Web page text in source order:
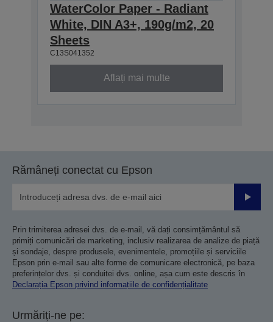
WaterColor Paper - Radiant
White, DIN A3+, 190g/m2, 20
Sheets
C13S041352
Aflați mai multe
Rămâneți conectat cu Epson
Prin trimiterea adresei dvs. de e-mail, vă dați consimțământul să
primiți comunicări de marketing, inclusiv realizarea de analize de piață
și sondaje, despre produsele, evenimentele, promoțiile și serviciile
Epson prin e-mail sau alte forme de comunicare electronică, pe baza
preferințelor dvs. și conduitei dvs. online, așa cum este descris în
Declarația Epson privind informațiile de confidențialitate
Urmăriți-ne pe: